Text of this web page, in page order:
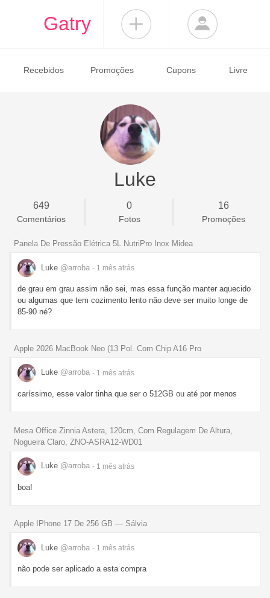
Gatry
Recebidos Promoções Cupons Livre
Luke
649
Comentários
0
Fotos
16
Promoções
Panela De Pressão Elétrica 5L NutriPro Inox Midea
Luke @arroba - 1 mês atrás
de grau em grau assim não sei, mas essa função manter aquecido
ou algumas que tem cozimento lento não deve ser muito longe de
85-90 né?
Apple 2026 MacBook Neo (13 Pol. Com Chip A16 Pro
Luke @arroba - 1 mês atrás
caríssimo, esse valor tinha que ser o 512GB ou até por menos
Mesa Office Zinnia Astera, 120cm, Com Regulagem De Altura,
Nogueira Claro, ZNO-ASRA12-WD01
Luke @arroba - 1 mês atrás
boa!
Apple IPhone 17 De 256 GB — Sálvia
Luke @arroba - 1 mês atrás
não pode ser aplicado a esta compra